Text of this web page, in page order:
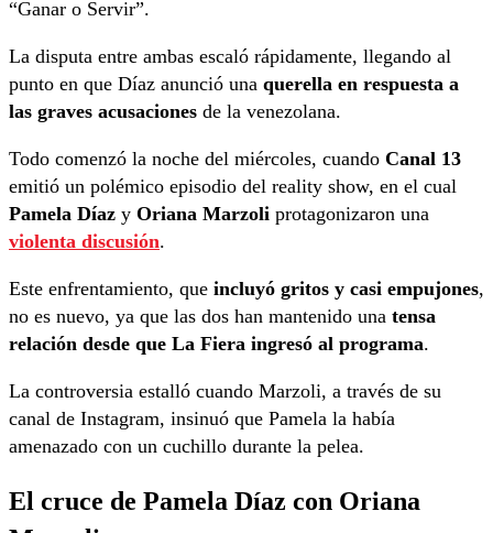
“Ganar o Servir”.
La disputa entre ambas escaló rápidamente, llegando al
punto en que Díaz anunció una querella en respuesta a
las graves acusaciones de la venezolana.
Todo comenzó la noche del miércoles, cuando Canal 13
emitió un polémico episodio del reality show, en el cual
Pamela Díaz y Oriana Marzoli protagonizaron una
violenta discusión.
Este enfrentamiento, que incluyó gritos y casi empujones,
no es nuevo, ya que las dos han mantenido una tensa
relación desde que La Fiera ingresó al programa.
La controversia estalló cuando Marzoli, a través de su
canal de Instagram, insinuó que Pamela la había
amenazado con un cuchillo durante la pelea.
El cruce de Pamela Díaz con Oriana